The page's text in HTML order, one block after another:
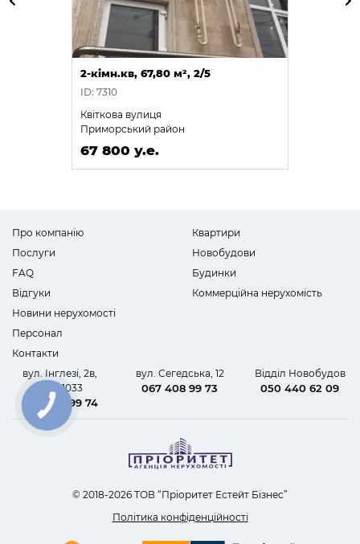
2-кімн.кв, 67,80 м², 2/5
ID: 7310
Квіткова вулиця
Приморський район
67 800 у.е.
Про компанію
Послуги
FAQ
Відгуки
Новини нерухомості
Персонал
Контакти
Квартири
Новобудови
Будинки
Коммерційна нерухомість
вул. Інглезі, 2в,
офіс 1033
067 408 99 74
вул. Сегедська, 12
067 408 99 73
Відділ Новобудов
050 440 62 09
© 2018-2026 ТОВ “Пріоритет Естейт Бізнес”
Політика конфіденційності
КНОПКА
ЗВ'ЯЗКУ